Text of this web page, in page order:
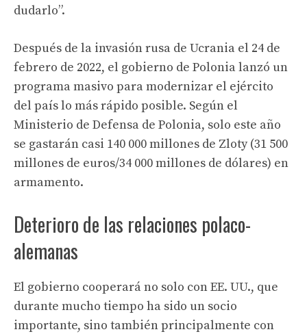
dudarlo”.
Después de la invasión rusa de Ucrania el 24 de
febrero de 2022, el gobierno de Polonia lanzó un
programa masivo para modernizar el ejército
del país lo más rápido posible. Según el
Ministerio de Defensa de Polonia, solo este año
se gastarán casi 140 000 millones de Zloty (31 500
millones de euros/34 000 millones de dólares) en
armamento.
Deterioro de las relaciones polaco-
alemanas
El gobierno cooperará no solo con EE. UU., que
durante mucho tiempo ha sido un socio
importante, sino también principalmente con